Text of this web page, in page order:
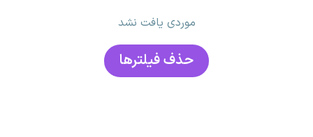
موردی یافت نشد
حذف فیلتر‌ها